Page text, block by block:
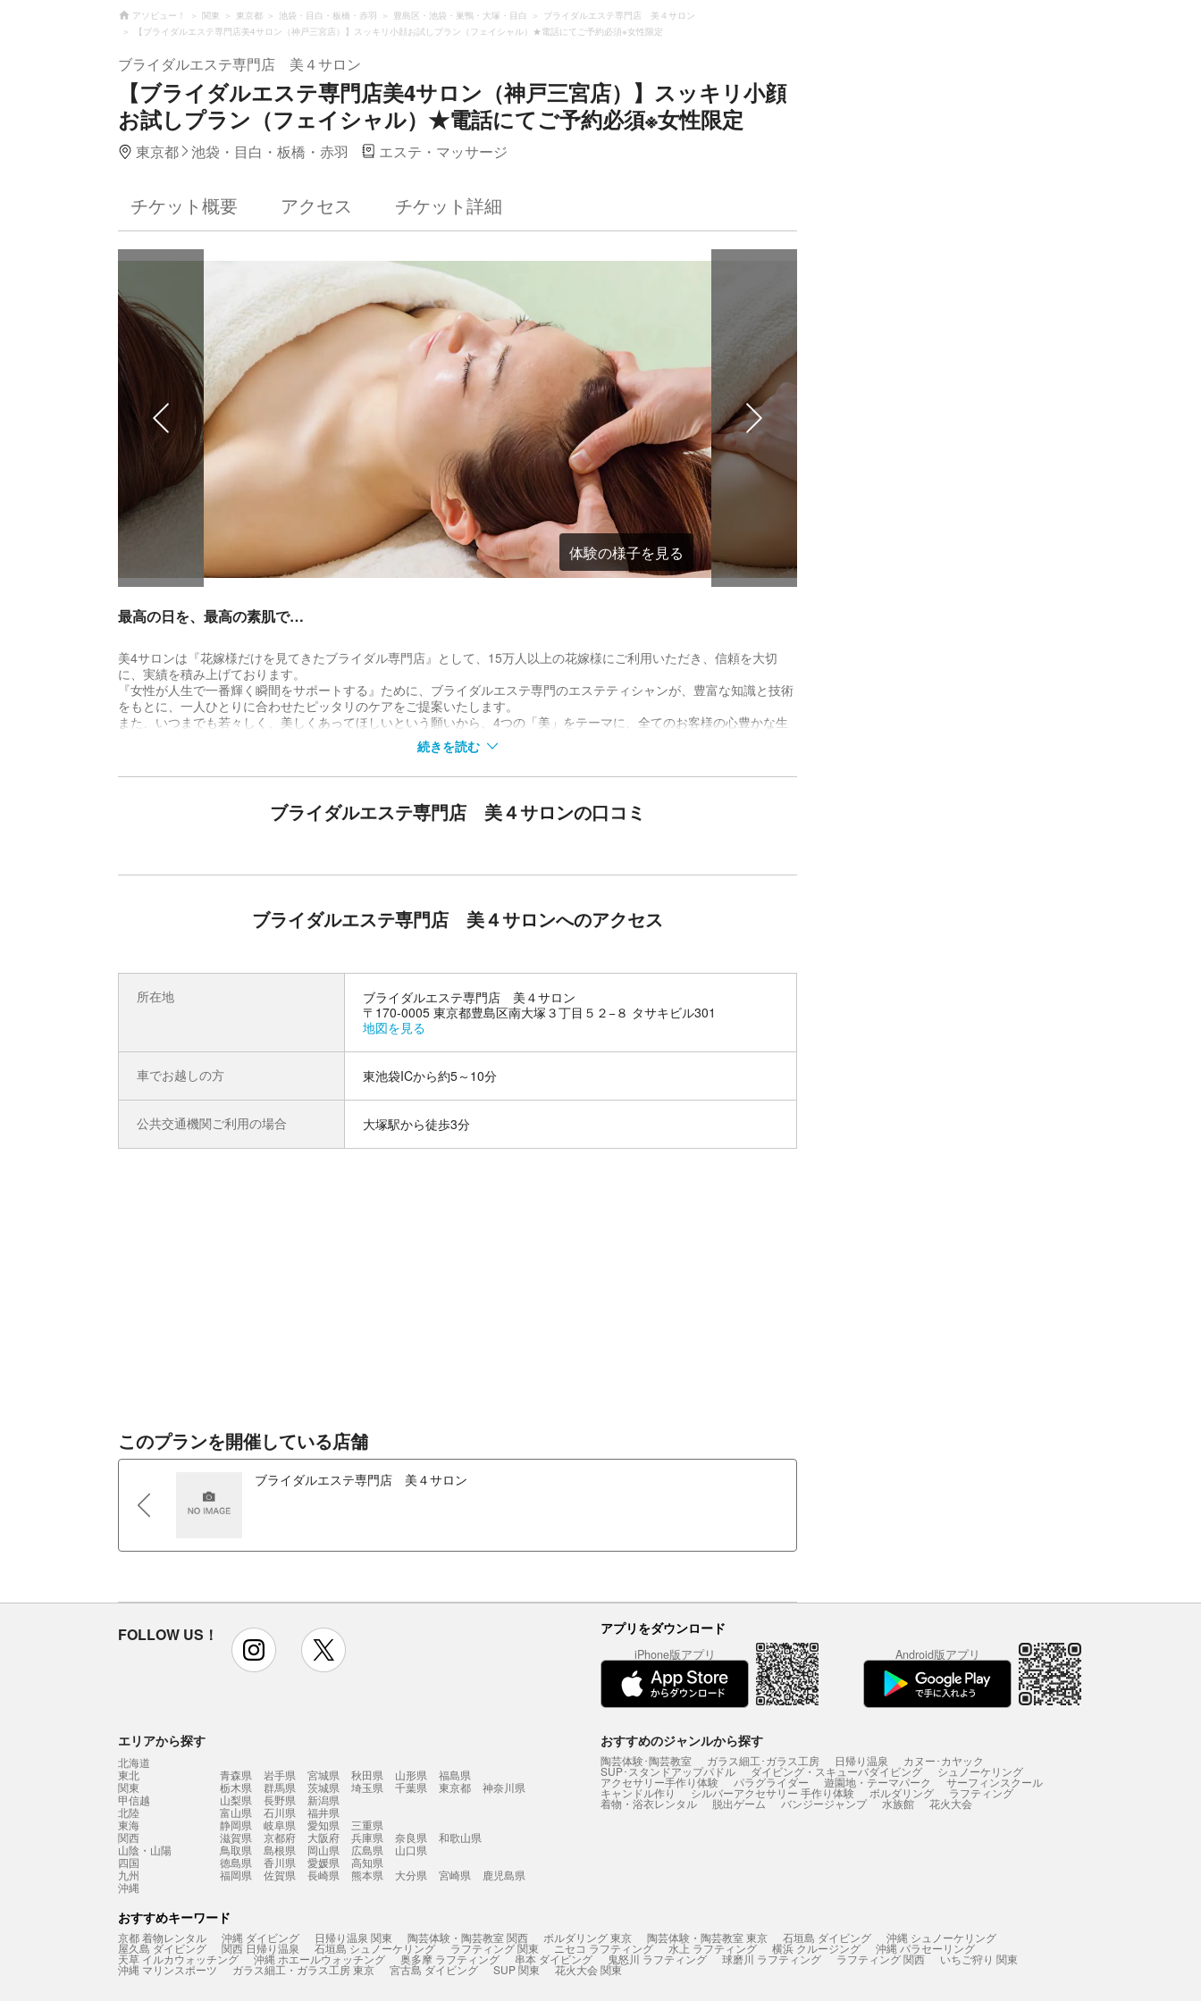
アソビュー！ 関東 東京都 池袋・目白・板橋・赤羽 豊島区・池袋・巣鴨・大塚・目白
ブライダルエステ専門店 美４サロン
【ブライダルエステ専門店美4サロン（神戸三宮店）】スッキリ小顔お試しプラン（フェイシャル）★電話にてご予約必須※女性限定
ブライダルエステ専門店 美４サロン
【ブライダルエステ専門店美4サロン（神戸三宮店）】スッキリ小顔
お試しプラン（フェイシャル）★電話にてご予約必須※女性限定
東京都 池袋・目白・板橋・赤羽 エステ・マッサージ
チケット概要 アクセス チケット詳細
体験の様子を見る
最高の日を、最高の素肌で…
美4サロンは『花嫁様だけを見てきたブライダル専門店』として、15万人以上の花嫁様にご利用いただき、信頼を大切
に、実績を積み上げております。
『女性が人生で一番輝く瞬間をサポートする』ために、ブライダルエステ専門のエステティシャンが、豊富な知識と技術
をもとに、一人ひとりに合わせたピッタリのケアをご提案いたします。
また、いつまでも若々しく、美しくあってほしいという願いから、4つの「美」をテーマに、全てのお客様の心豊かな生
基礎美容とは、お客様自身に季節やお肌に応じた正しいスキンケアを中心としたアドバイスを行っています。
オシャレに装うことで女性の美しさは、一層引き立てられます。
コースの詳細
【スッキリ小顔お試しプラン（フェイシャル）】
フェイシャル：クレンジング・ウォッシング・経絡ハンドケア（ヘッド・フェイス・デコルテ）・肌別マスク
絡に基づいてトリートメントするフェイシャル経絡ハンドケアで、タルミやむくみをケア！老廃物の排出を促し、スッキ
リとしたフェイスラインと白い美肌へ導きます。
デコルテ経絡ハンドケアでは、脇に流れたムダ肉を正しい位置へ促し、バストアップも！
--------施術ステップ--------
①カウンセリング（約５分～１０分）
続きを読む
ブライダルエステ専門店 美４サロンの口コミ
ブライダルエステ専門店 美４サロンへのアクセス
所在地
ブライダルエステ専門店 美４サロン
〒170-0005 東京都豊島区南大塚３丁目５２−８ タサキビル301
地図を見る
車でお越しの方 東池袋ICから約5～10分
公共交通機関ご利用の場合 大塚駅から徒歩3分
このプランを開催している店舗
ブライダルエステ専門店 美４サロン
FOLLOW US！ instagram アプリをダウンロード
iPhone版アプリ Android版アプリ
エリアから探す
北海道
東北
青森県 岩手県 宮城県 秋田県 山形県
福島県
関東
栃木県 群馬県 茨城県 埼玉県 千葉県 東京都
神奈川県
甲信越
山梨県 長野県
新潟県
北陸
富山県 石川県
福井県
東海
静岡県 岐阜県 愛知県
三重県
関西
滋賀県 京都府 大阪府 兵庫県 奈良県
和歌山県
山陰・山陽
鳥取県 島根県 岡山県 広島県
山口県
四国
徳島県 香川県 愛媛県
高知県
九州
福岡県 佐賀県 長崎県 熊本県 大分県 宮崎県
鹿児島県
沖縄
おすすめのジャンルから探す
陶芸体験･陶芸教室 ガラス細工･ガラス工房 日帰り温泉 カヌー･カヤック
SUP･スタンドアップパドル ダイビング・スキューバダイビング シュノーケリング
アクセサリー手作り体験 パラグライダー 遊園地・テーマパーク サーフィンスクール
キャンドル作り シルバーアクセサリー 手作り体験 ボルダリング ラフティング
着物・浴衣レンタル 脱出ゲーム バンジージャンプ 水族館 花火大会
おすすめキーワード
京都 着物レンタル 沖縄 ダイビング 日帰り温泉 関東 陶芸体験・陶芸教室 関西 ボルダリング 東京 陶芸体験・陶芸教室 東京 石垣島 ダイビング 沖縄 シュノーケリング
屋久島 ダイビング 関西 日帰り温泉 石垣島 シュノーケリング ラフティング 関東 ニセコ ラフティング 水上 ラフティング 横浜 クルージング 沖縄 パラセーリング
天草 イルカウォッチング 沖縄 ホエールウォッチング 奥多摩 ラフティング 串本 ダイビング 鬼怒川 ラフティング 球磨川 ラフティング ラフティング 関西 いちご狩り 関東
沖縄 マリンスポーツ ガラス細工・ガラス工房 東京 宮古島 ダイビング SUP 関東 花火大会 関東